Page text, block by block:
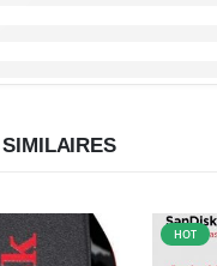
SIMILAIRES
HOT